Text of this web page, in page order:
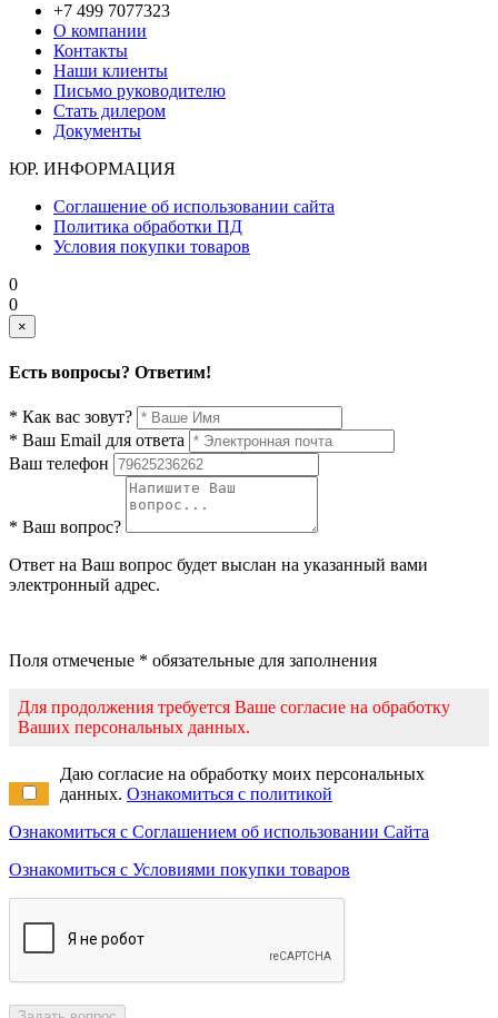
+7 499 7077323
О компании
Контакты
Наши клиенты
Письмо руководителю
Стать дилером
Документы
ЮР. ИНФОРМАЦИЯ
Соглашение об использовании сайта
Политика обработки ПД
Условия покупки товаров
0
0
×
Есть вопросы? Ответим!
* Как вас зовут?
* Ваш Email для ответа
Ваш телефон
* Ваш вопрос?
Ответ на Ваш вопрос будет выслан на указанный вами
электронный адрес.
Поля отмеченые * обязательные для заполнения
Для продолжения требуется Ваше согласие на обработку
Ваших персональных данных.
Даю согласие на обработку моих персональных
данных. Ознакомиться с политикой
Ознакомиться с Соглашением об использовании Сайта
Ознакомиться с Условиями покупки товаров